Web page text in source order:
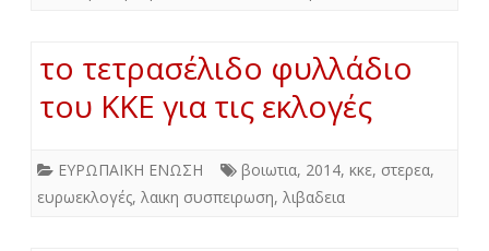
το τετρασέλιδο φυλλάδιο
του ΚΚΕ για τις εκλογές
ΕΥΡΩΠΑΪΚΗ ΕΝΩΣΗ βοιωτια, 2014, κκε, στερεα,
ευρωεκλογές, λαικη συσπειρωση, λιβαδεια